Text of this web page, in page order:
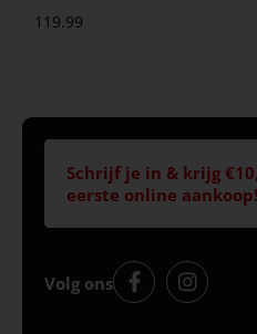
119.99
Schrijf je in & krijg
eerste online aankoop!
Volg ons